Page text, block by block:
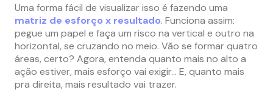
Uma forma fácil de visualizar isso é fazendo uma
matriz de esforço x resultado. Funciona assim:
pegue um papel e faça um risco na vertical e outro na
horizontal, se cruzando no meio. Vão se formar quatro
áreas, certo? Agora, entenda quanto mais no alto a
ação estiver, mais esforço vai exigir… E, quanto mais
pra direita, mais resultado vai trazer.